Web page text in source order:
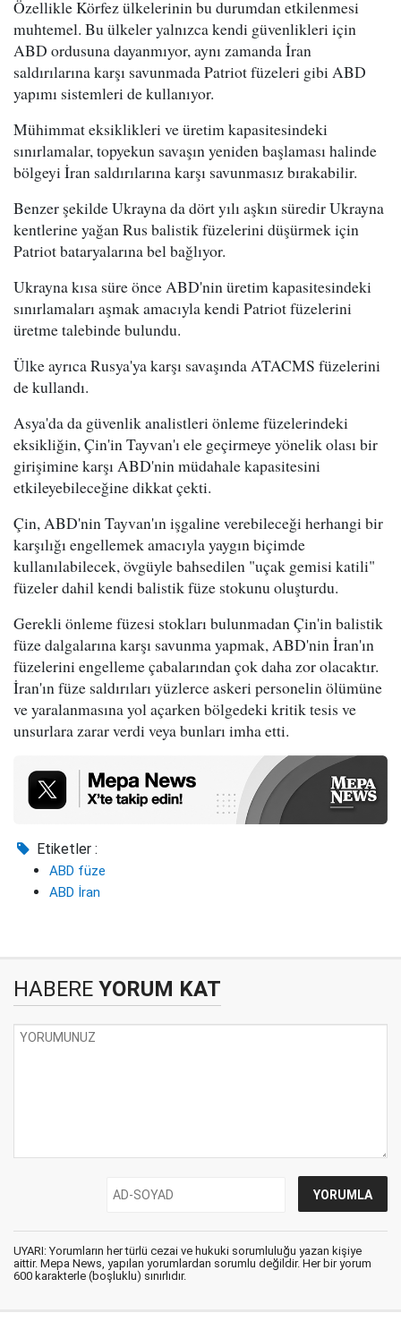
Özellikle Körfez ülkelerinin bu durumdan etkilenmesi
muhtemel. Bu ülkeler yalnızca kendi güvenlikleri için
ABD ordusuna dayanmıyor, aynı zamanda İran
saldırılarına karşı savunmada Patriot füzeleri gibi ABD
yapımı sistemleri de kullanıyor.
Mühimmat eksiklikleri ve üretim kapasitesindeki
sınırlamalar, topyekun savaşın yeniden başlaması halinde
bölgeyi İran saldırılarına karşı savunmasız bırakabilir.
Benzer şekilde Ukrayna da dört yılı aşkın süredir Ukrayna
kentlerine yağan Rus balistik füzelerini düşürmek için
Patriot bataryalarına bel bağlıyor.
Ukrayna kısa süre önce ABD'nin üretim kapasitesindeki
sınırlamaları aşmak amacıyla kendi Patriot füzelerini
üretme talebinde bulundu.
Ülke ayrıca Rusya'ya karşı savaşında ATACMS füzelerini
de kullandı.
Asya'da da güvenlik analistleri önleme füzelerindeki
eksikliğin, Çin'in Tayvan'ı ele geçirmeye yönelik olası bir
girişimine karşı ABD'nin müdahale kapasitesini
etkileyebileceğine dikkat çekti.
Çin, ABD'nin Tayvan'ın işgaline verebileceği herhangi bir
karşılığı engellemek amacıyla yaygın biçimde
kullanılabilecek, övgüyle bahsedilen "uçak gemisi katili"
füzeler dahil kendi balistik füze stokunu oluşturdu.
Gerekli önleme füzesi stokları bulunmadan Çin'in balistik
füze dalgalarına karşı savunma yapmak, ABD'nin İran'ın
füzelerini engelleme çabalarından çok daha zor olacaktır.
İran'ın füze saldırıları yüzlerce askeri personelin ölümüne
ve yaralanmasına yol açarken bölgedeki kritik tesis ve
unsurlara zarar verdi veya bunları imha etti.
Etiketler :
ABD füze
ABD İran
HABERE YORUM KAT
UYARI: Yorumların her türlü cezai ve hukuki sorumluluğu yazan kişiye
aittir. Mepa News, yapılan yorumlardan sorumlu değildir. Her bir yorum
600 karakterle (boşluklu) sınırlıdır.